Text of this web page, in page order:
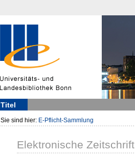
Titel
Sie sind hier: E-Pflicht-Sammlung
Elektronische Zeitschrift